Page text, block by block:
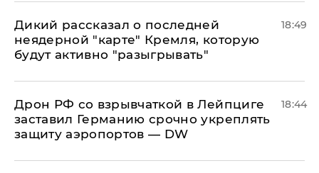
Дикий рассказал о последней
неядерной "карте" Кремля, которую
будут активно "разыгрывать"
18:49
​Дрон РФ со взрывчаткой в Лейпциге
заставил Германию срочно укреплять
защиту аэропортов — DW
18:44